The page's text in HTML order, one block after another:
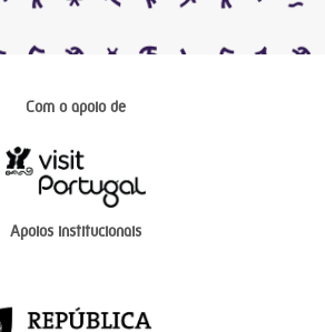
Com o apoio de
Apoios institucionais